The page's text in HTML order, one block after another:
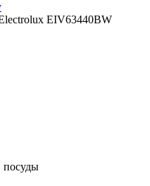
EIV63440BW
посуды